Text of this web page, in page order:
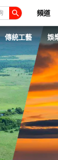
頻道
傳統工藝 娛